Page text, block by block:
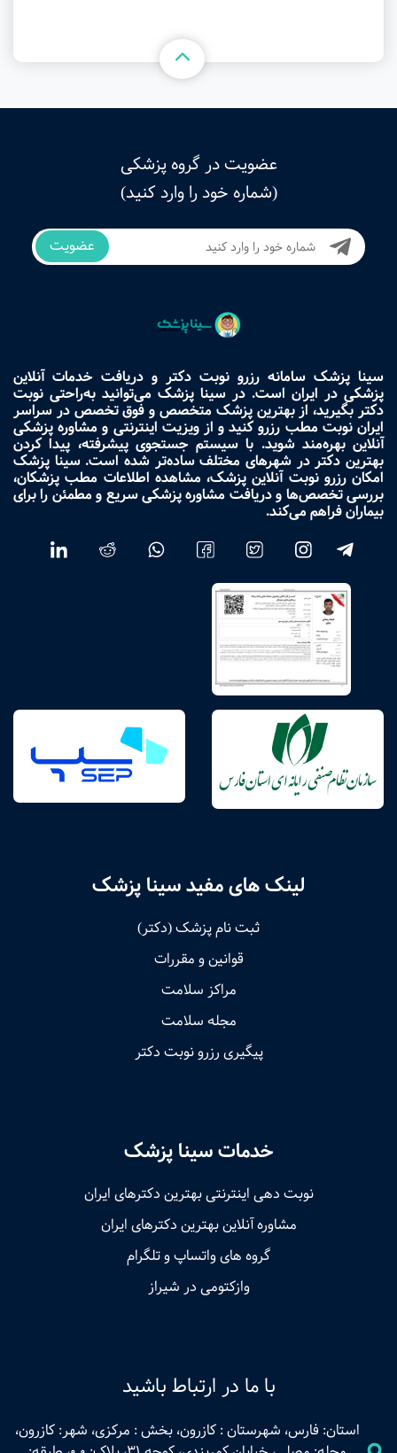
عضویت در گروه پزشکی
(شماره خود را وارد کنید)
عضویت
سینا پزشک سامانه رزرو نوبت دکتر و دریافت خدمات آنلاین
پزشکی در ایران است. در سینا پزشک می‌توانید به‌راحتی نوبت
دکتر بگیرید، از بهترین پزشک متخصص و فوق تخصص در سراسر
ایران نوبت مطب رزرو کنید و از ویزیت اینترنتی و مشاوره پزشکی
آنلاین بهره‌مند شوید. با سیستم جستجوی پیشرفته، پیدا کردن
بهترین دکتر در شهرهای مختلف ساده‌تر شده است. سینا پزشک
امکان رزرو نوبت آنلاین پزشک، مشاهده اطلاعات مطب پزشکان،
بررسی تخصص‌ها و دریافت مشاوره پزشکی سریع و مطمئن را برای
بیماران فراهم می‌کند.
لینک های مفید سینا پزشک
ثبت نام پزشک (دکتر)
قوانین و مقررات
مراکز سلامت
مجله سلامت
پیگیری رزرو نوبت دکتر
خدمات سینا پزشک
نوبت‌ دهی اینترنتی بهترین دکترهای ایران
مشاوره آنلاین بهترین دکترهای ایران
گروه های واتساپ و تلگرام
وازکتومی در شیراز
با ما در ارتباط باشید
استان: فارس، شهرستان : کازرون، بخش : مرکزی، شهر: کازرون،